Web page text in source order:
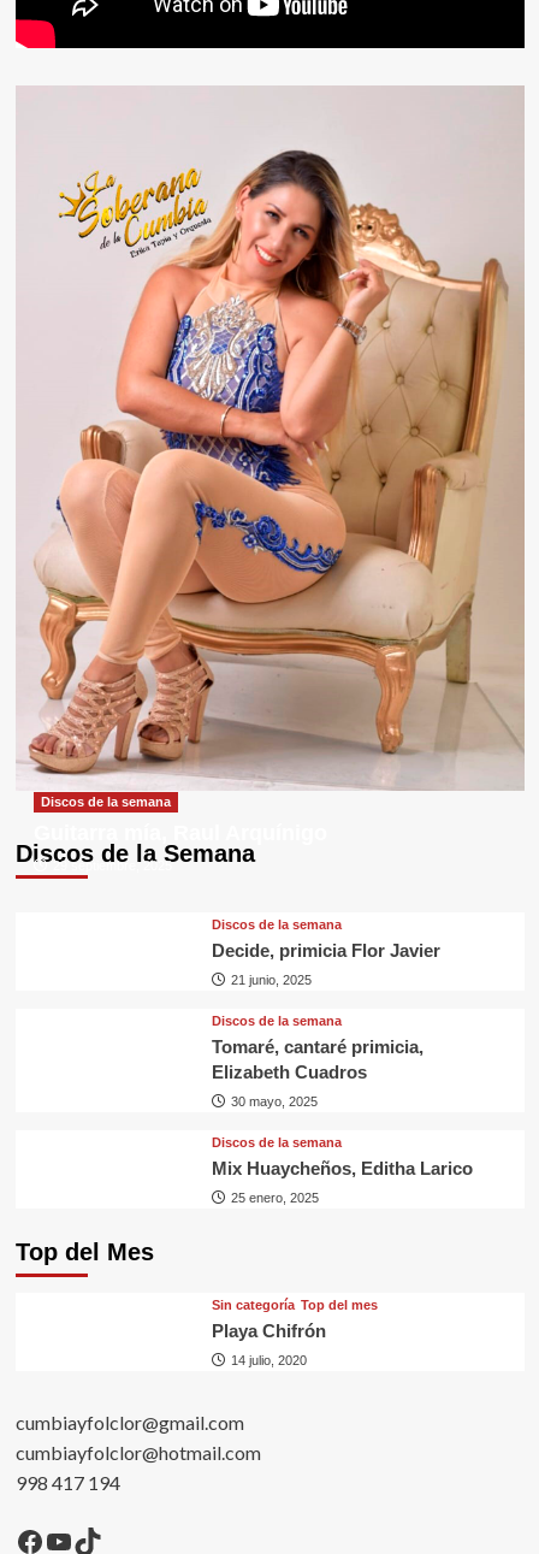
Discos de la Semana
Discos de la semana
29 septiembre, 2025
Discos de la semana
Decide, primicia Flor Javier
21 junio, 2025
Discos de la semana
Tomaré, cantaré primicia,
Elizabeth Cuadros
30 mayo, 2025
Discos de la semana
Mix Huaycheños, Editha Larico
25 enero, 2025
Top del Mes
Sin categorí­a Top del mes
Playa Chifrón
14 julio, 2020
cumbiayfolclor@gmail.com
cumbiayfolclor@hotmail.com
998 417 194
Facebook
YouTube
TikTok